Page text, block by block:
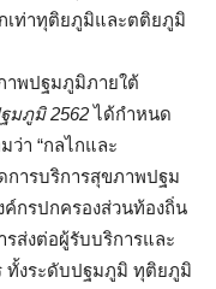
เท่าทุติยภูมิและตติยภูมิ
าพปฐมภูมิภายใต้
มภูมิ 2562ได้กำหนด
ว่า “กลไกและ
การบริการสุขภาพปฐม
ค์กรปกครองส่วนท้องถิ่น
ส่งต่อผู้รับบริการและ
ทั้งระดับปฐมภูมิ ทุติยภูมิ